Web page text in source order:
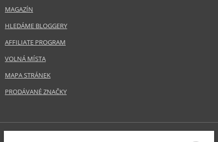
MAGAZÍN
HLEDÁME BLOGGERY
AFFILIATE PROGRAM
VOLNÁ MÍSTA
MAPA STRÁNEK
PRODÁVANÉ ZNAČKY